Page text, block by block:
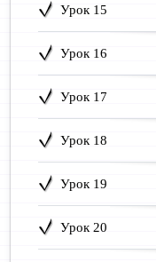
Урок 15
Урок 16
Урок 17
Урок 18
Урок 19
Урок 20